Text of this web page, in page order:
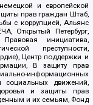
и европейской
прав граждан Штаб,
с коррупцией, Альянс
Открытый Петербург,
инициатива,
преступности,
Центр поддержки и
В защиту прав
информационных
социальных движений,
и защиты прав
и их семьям, Фонд